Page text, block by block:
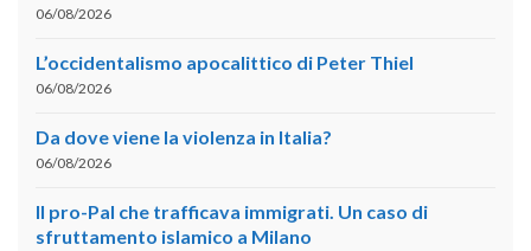
06/08/2026
L’occidentalismo apocalittico di Peter Thiel
06/08/2026
Da dove viene la violenza in Italia?
06/08/2026
Il pro-Pal che trafficava immigrati. Un caso di
sfruttamento islamico a Milano